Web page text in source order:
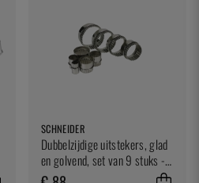
SCHNEIDER
Dubbelzijdige uitstekers, glad
en golvend, set van 9 stuks -
Schneider